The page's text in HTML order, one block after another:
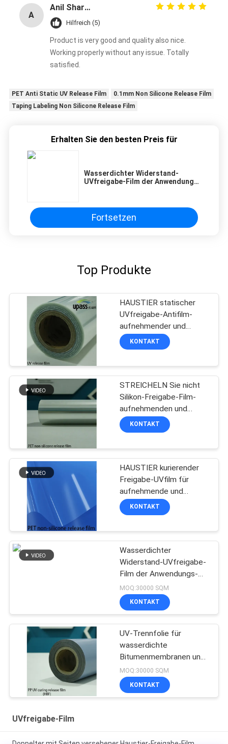
A
Anil Sharma
Hilfreich (5)
Product is very good and quality also nice.
Working properly without any issue. Totally
satisfied.
PET Anti Static UV Release Film
0.1mm Non Silicone Release Film
Taping Labeling Non Silicone Release Film
Erhalten Sie den besten Preis für
Wasserdichter Widerstand-
UVfreigabe-Film der Anwendungs-
Fortsetzen
Top Produkte
HAUSTIER statischer
UVfreigabe-Antifilm-
aufnehmender und
Kennzeichnungsanwendungs-
Film
KONTAKT
STREICHELN Sie nicht
Silikon-Freigabe-Film-
aufnehmenden und
Kennzeichnungsanwendungs-
Film
KONTAKT
HAUSTIER kurierender
Freigabe-UVfilm für
aufnehmende und
Kennzeichnungsanwendung
KONTAKT
Wasserdichter
Widerstand-UVfreigabe-
Film der Anwendungs-
hohen Temperatur
MOQ:30000 SQM
KONTAKT
UV-Trennfolie für
wasserdichte
Bitumenmembranen und
selbstklebende Bänder
MOQ:30000 SQM
KONTAKT
UVfreigabe-Film